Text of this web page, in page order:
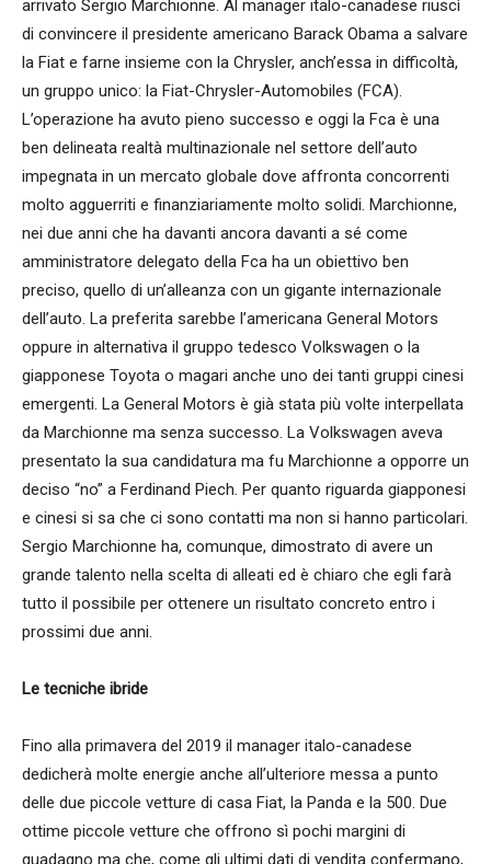
arrivato Sergio Marchionne. Al manager italo-canadese riuscì
di convincere il presidente americano Barack Obama a salvare
la Fiat e farne insieme con la Chrysler, anch’essa in difficoltà,
un gruppo unico: la Fiat-Chrysler-Automobiles (FCA).
L’operazione ha avuto pieno successo e oggi la Fca è una
ben delineata realtà multinazionale nel settore dell’auto
impegnata in un mercato globale dove affronta concorrenti
molto agguerriti e finanziariamente molto solidi. Marchionne,
nei due anni che ha davanti ancora davanti a sé come
amministratore delegato della Fca ha un obiettivo ben
preciso, quello di un’alleanza con un gigante internazionale
dell’auto. La preferita sarebbe l’americana General Motors
oppure in alternativa il gruppo tedesco Volkswagen o la
giapponese Toyota o magari anche uno dei tanti gruppi cinesi
emergenti. La General Motors è già stata più volte interpellata
da Marchionne ma senza successo. La Volkswagen aveva
presentato la sua candidatura ma fu Marchionne a opporre un
deciso “no” a Ferdinand Piech. Per quanto riguarda giapponesi
e cinesi si sa che ci sono contatti ma non si hanno particolari.
Sergio Marchionne ha, comunque, dimostrato di avere un
grande talento nella scelta di alleati ed è chiaro che egli farà
tutto il possibile per ottenere un risultato concreto entro i
prossimi due anni.
Le tecniche ibride
Fino alla primavera del 2019 il manager italo-canadese
dedicherà molte energie anche all’ulteriore messa a punto
delle due piccole vetture di casa Fiat, la Panda e la 500. Due
ottime piccole vetture che offrono sì pochi margini di
guadagno ma che, come gli ultimi dati di vendita confermano,